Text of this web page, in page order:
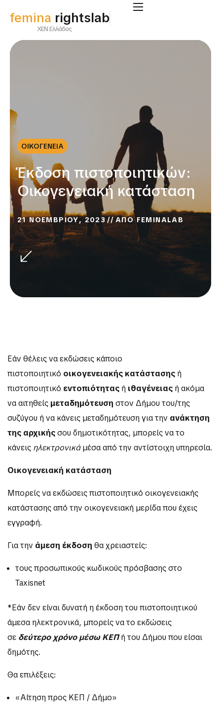
femina rightslab
ΧΕΝ Ελλάδος
ΟΙΚΟΓΕΝΕΙΑ
Έκδοση πιστοποιητικών:
Οικογενειακή κατάσταση
21 ΝΟΕΜΒΡΙΟΥ, 2023 ΑΠΟFEMINALAB
Εάν θέλεις να εκδώσεις κάποιο
πιστοποιητικό οικογενειακής κατάστασης ή
πιστοποιητικό εντοπιότητας ή ιθαγένειας ή ακόμα
να αιτηθείς μεταδημότευση στον Δήμου του/της
συζύγου ή να κάνεις μεταδημότευση για την ανάκτηση
της αρχικήςσου δημοτικότητας, μπορείς να το
κάνεις ηλεκτρονικάμέσα από την αντίστοιχη υπηρεσία.
Οικογενειακή κατάσταση
Μπορείς να εκδώσεις πιστοποιητικό οικογενειακής
κατάστασης από την οικογενειακή μερίδα που έχεις
εγγραφή.
Για την άμεση έκδοση θα χρειαστείς:
τους προσωπικούς κωδικούς πρόσβασης στο
Taxisnet
*Εάν δεν είναι δυνατή η έκδοση του πιστοποιητικού
άμεσα ηλεκτρονικά, μπορείς να το εκδώσεις
σε δεύτερο χρόνο μέσω ΚΕΠή του Δήμου που είσαι
δημότης.
Θα επιλέξεις:
«Αίτηση προς ΚΕΠ / Δήμο»